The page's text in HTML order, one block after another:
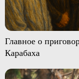
Главное о
Карабаха